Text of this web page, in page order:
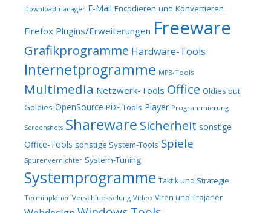
Downloadmanager E-Mail Encodieren und Konvertieren
Firefox Plugins/Erweiterungen Freeware
Grafikprogramme Hardware-Tools
Internetprogramme MP3-Tools
Multimedia Netzwerk-Tools Office Oldies but
Goldies OpenSource PDF-Tools Player Programmierung
Screenshots Shareware Sicherheit sonstige
Office-Tools sonstige System-Tools Spiele
Spurenvernichter System-Tuning
Systemprogramme Taktik und Strategie
Terminplaner Verschluesselung Video Viren und Trojaner